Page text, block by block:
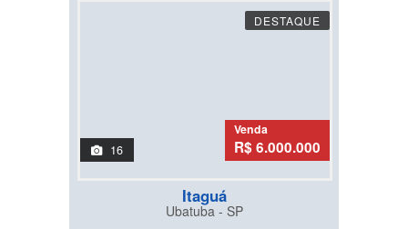
DESTAQUE
16
Venda
R$ 6.000.000
Itaguá
Ubatuba - SP